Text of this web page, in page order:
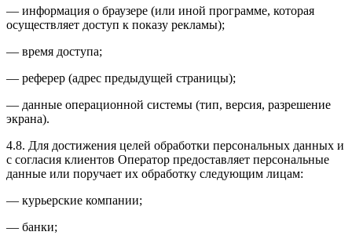
— информация о браузере (или иной программе, которая
осуществляет доступ к показу рекламы);
— время доступа;
— реферер (адрес предыдущей страницы);
— данные операционной системы (тип, версия, разрешение
экрана).
4.8. Для достижения целей обработки персональных данных и
с согласия клиентов Оператор предоставляет персональные
данные или поручает их обработку следующим лицам:
— курьерские компании;
— банки;